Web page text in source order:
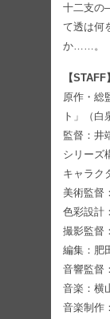
十二支の
て透は何
か……。
【STAFF】
原作・総
ト」（白
監督：井
シリーズ
キャラク
美術監督
色彩設計
撮影監督
編集：肥
音響監督
音楽：横
音楽制作